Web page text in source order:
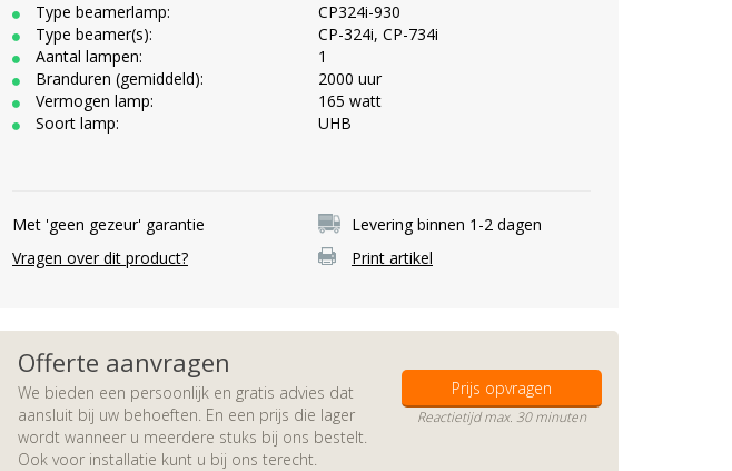
Type beamerlamp:
CP324i-930
Type beamer(s):
CP-324i, CP-734i
Aantal lampen:
1
Branduren (gemiddeld):
2000 uur
Vermogen lamp:
165 watt
Soort lamp:
UHB
Met 'geen gezeur' garantie
Levering binnen 1-2 dagen
Vragen over dit product?
Print artikel
Offerte aanvragen
We bieden een persoonlijk en gratis advies dat
aansluit bij uw behoeften. En een prijs die lager
wordt wanneer u meerdere stuks bij ons bestelt.
Ook voor installatie kunt u bij ons terecht.
Prijs opvragen
Reactietijd max. 30 minuten